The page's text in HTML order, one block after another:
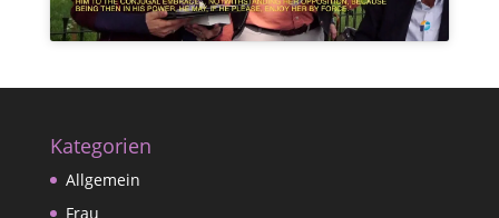
Kategorien
Allgemein
Frau